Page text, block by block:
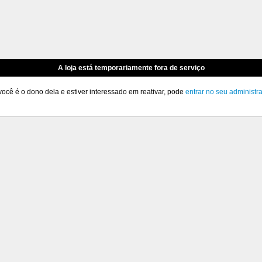
A loja está temporariamente fora de serviço
é o dono dela e estiver interessado em reativar, pode entrar no seu